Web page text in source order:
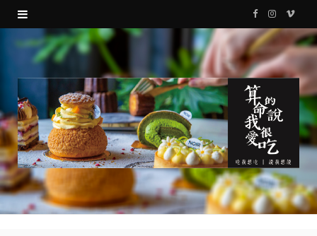
F
a
c
e
b
o
k
I
s
g
r
a
V
i